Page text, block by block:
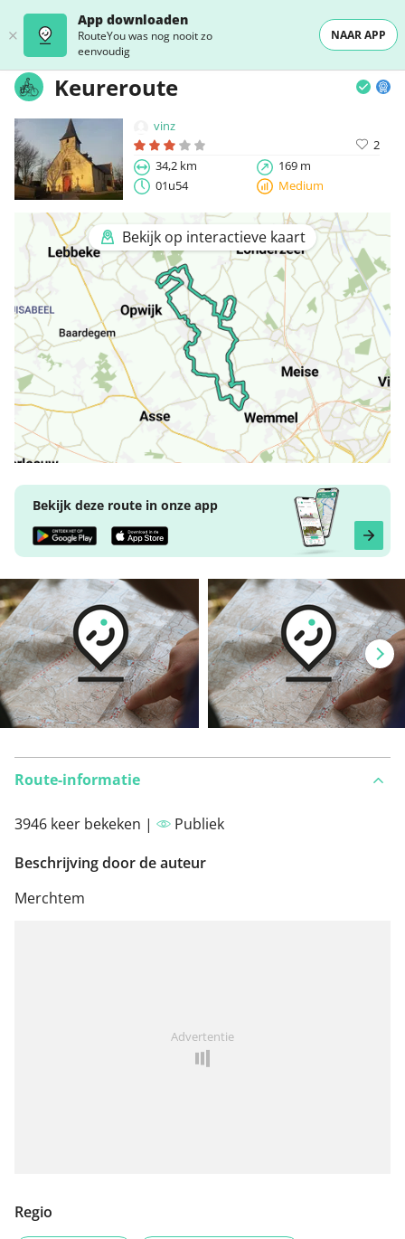
App downloaden
RouteYou was nog nooit zo
eenvoudig
NAAR APP
Keureroute
vinz
2
34,2 km
169 m
01u54
Medium
Bekijk op interactieve kaart
Bekijk deze route in onze app
Route-informatie
3946 keer bekeken |
Publiek
Beschrijving door de auteur
Merchtem
Advertentie
Regio